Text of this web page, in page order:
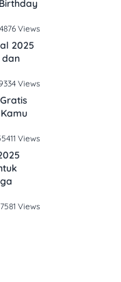
Views
2025
dan
Views
Views
Views